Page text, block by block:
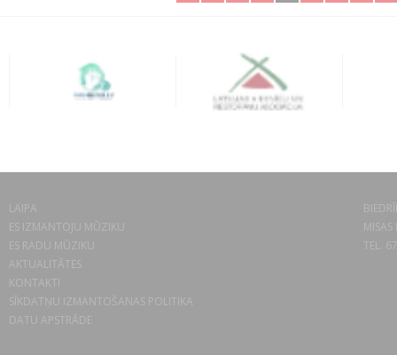
LAIPA
ES IZMANTOJU MŪZIKU
ES RADU MŪZIKU
AKTUALITĀTES
KONTAKTI
SĪKDATŅU IZMANTOŠANAS POLITIKA
DATU APSTRĀDE
TEL.